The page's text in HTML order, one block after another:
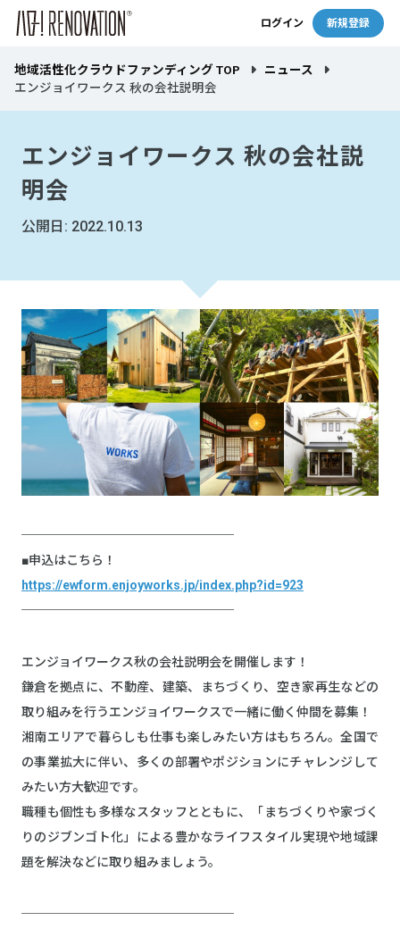
ログイン 新規登録
地域活性化クラウドファンディング TOP
ニュース
エンジョイワークス 秋の会社説明会
エンジョイワークス 秋の会社説
明会
公開日: 2022.10.13
─────────────────
■申込はこちら！
https://ewform.enjoyworks.jp/index.php?id=923
─────────────────
エンジョイワークス秋の会社説明会を開催します！
鎌倉を拠点に、不動産、建築、まちづくり、空き家再生などの
取り組みを行うエンジョイワークスで一緒に働く仲間を募集！
湘南エリアで暮らしも仕事も楽しみたい方はもちろん。全国で
の事業拡大に伴い、多くの部署やポジションにチャレンジして
みたい方大歓迎です。
職種も個性も多様なスタッフとともに、「まちづくりや家づく
りのジブンゴト化」による豊かなライフスタイル実現や地域課
題を解決などに取り組みましょう。
─────────────────